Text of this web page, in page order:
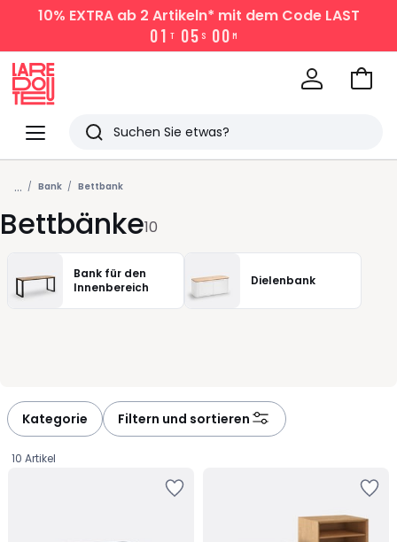
10% EXTRAab 2 Artikeln* mit dem Code LAST
01 T 05 S 00 M
Menü
Redoute
Suchen
Zuletzt
angesehen
Artikel
Zum
... Bank Bettbank
Bettbänke10
Bank für den
Innenbereich
Dielenbank
Kategorie Filtern und sortieren
10 Artikel